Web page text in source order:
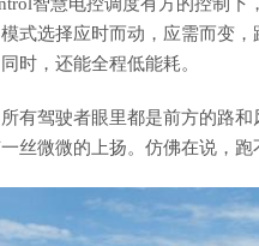
式选择应时而动，应需而变
时，还能全程低能耗。
有驾驶者眼里都是前方的路
丝微微的上扬。仿佛在说，跑